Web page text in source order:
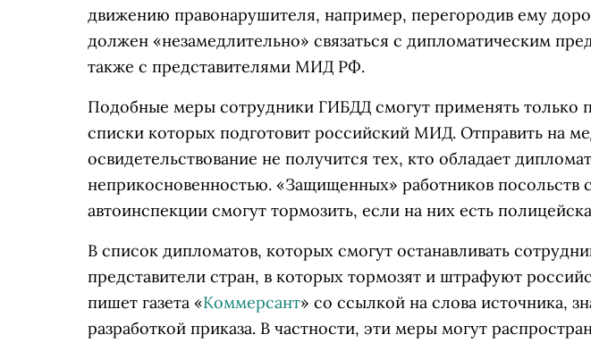
движению правонарушителя, например, перегородив ему
должен «незамедлительно» связаться с дипломатическим
также с представителями МИД РФ.
Подобные меры сотрудники ГИБДД смогут применять только
списки которых подготовит российский МИД. Отправить на
освидетельствование не получится тех, кто обладает
неприкосновенностью. «Защищенных» работников посольств
автоинспекции смогут тормозить, если на них есть
В список дипломатов, которых смогут останавливать
представители стран, в которых тормозят и штрафуют
пишет газета «Коммерсант» со ссылкой на слова источника,
разработкой приказа. В частности, эти меры могут